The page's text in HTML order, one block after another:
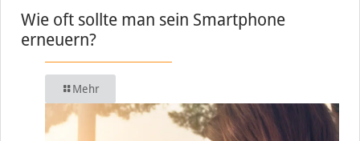
Wie oft sollte man sein Smartphone
erneuern?
Mehr